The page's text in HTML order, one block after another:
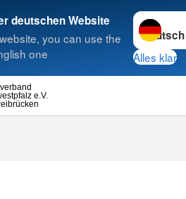
deutschen Website
you can use the
one
Sprache
Alles klar
e.V.
Suche